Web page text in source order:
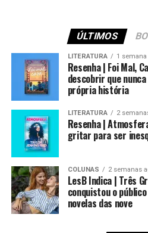
ÚLTIMOS
LITERATURA 1 semana
Resenha | Foi Mal,
descobrir que
própria história
LITERATURA 2
Resenha |
gritar para ser
COLUNAS 2 semanas
LesB Indica | Três
conquistou o
novelas das nove